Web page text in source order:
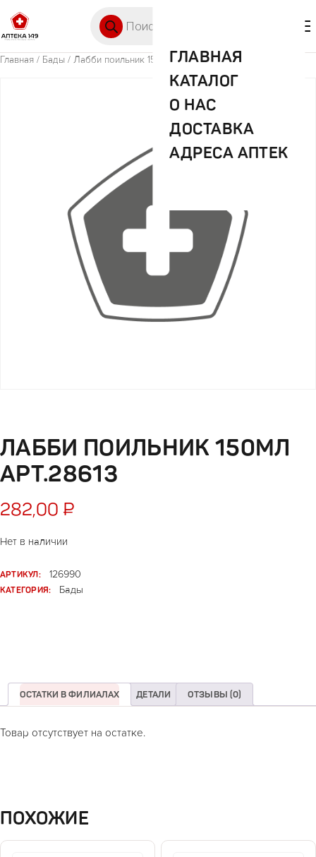
ГЛАВНАЯ
КАТАЛОГ
О НАС
ДОСТАВКА
АДРЕСА АПТЕК
Главная / Бады / Лабби поильник 150мл арт.28613
ЛАББИ ПОИЛЬНИК 150МЛ
АРТ.28613
282,00 ₽
Нет в наличии
АРТИКУЛ:
126990
КАТЕГОРИЯ:
Бады
ОСТАТКИ В ФИЛИАЛАХ ДЕТАЛИ ОТЗЫВЫ (0)
Товар отсутствует на остатке.
ПОХОЖИЕ